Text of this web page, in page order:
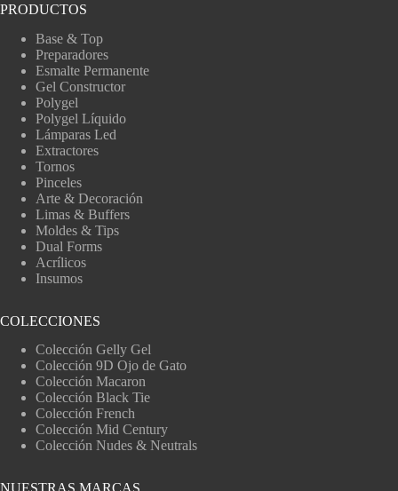
PRODUCTOS
Base & Top
Preparadores
Esmalte Permanente
Gel Constructor
Polygel
Polygel Líquido
Lámparas Led
Extractores
Tornos
Pinceles
Arte & Decoración
Limas & Buffers
Moldes & Tips
Dual Forms
Acrílicos
Insumos
COLECCIONES
Colección Gelly Gel
Colección 9D Ojo de Gato
Colección Macaron
Colección Black Tie
Colección French
Colección Mid Century
Colección Nudes & Neutrals